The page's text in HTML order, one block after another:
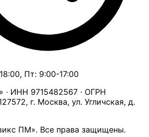
Пт: 9:00-17:00
ИНН 9715482567 · ОГРН
г. Москва, ул. Угличская, д.
ПМ». Все права защищены.